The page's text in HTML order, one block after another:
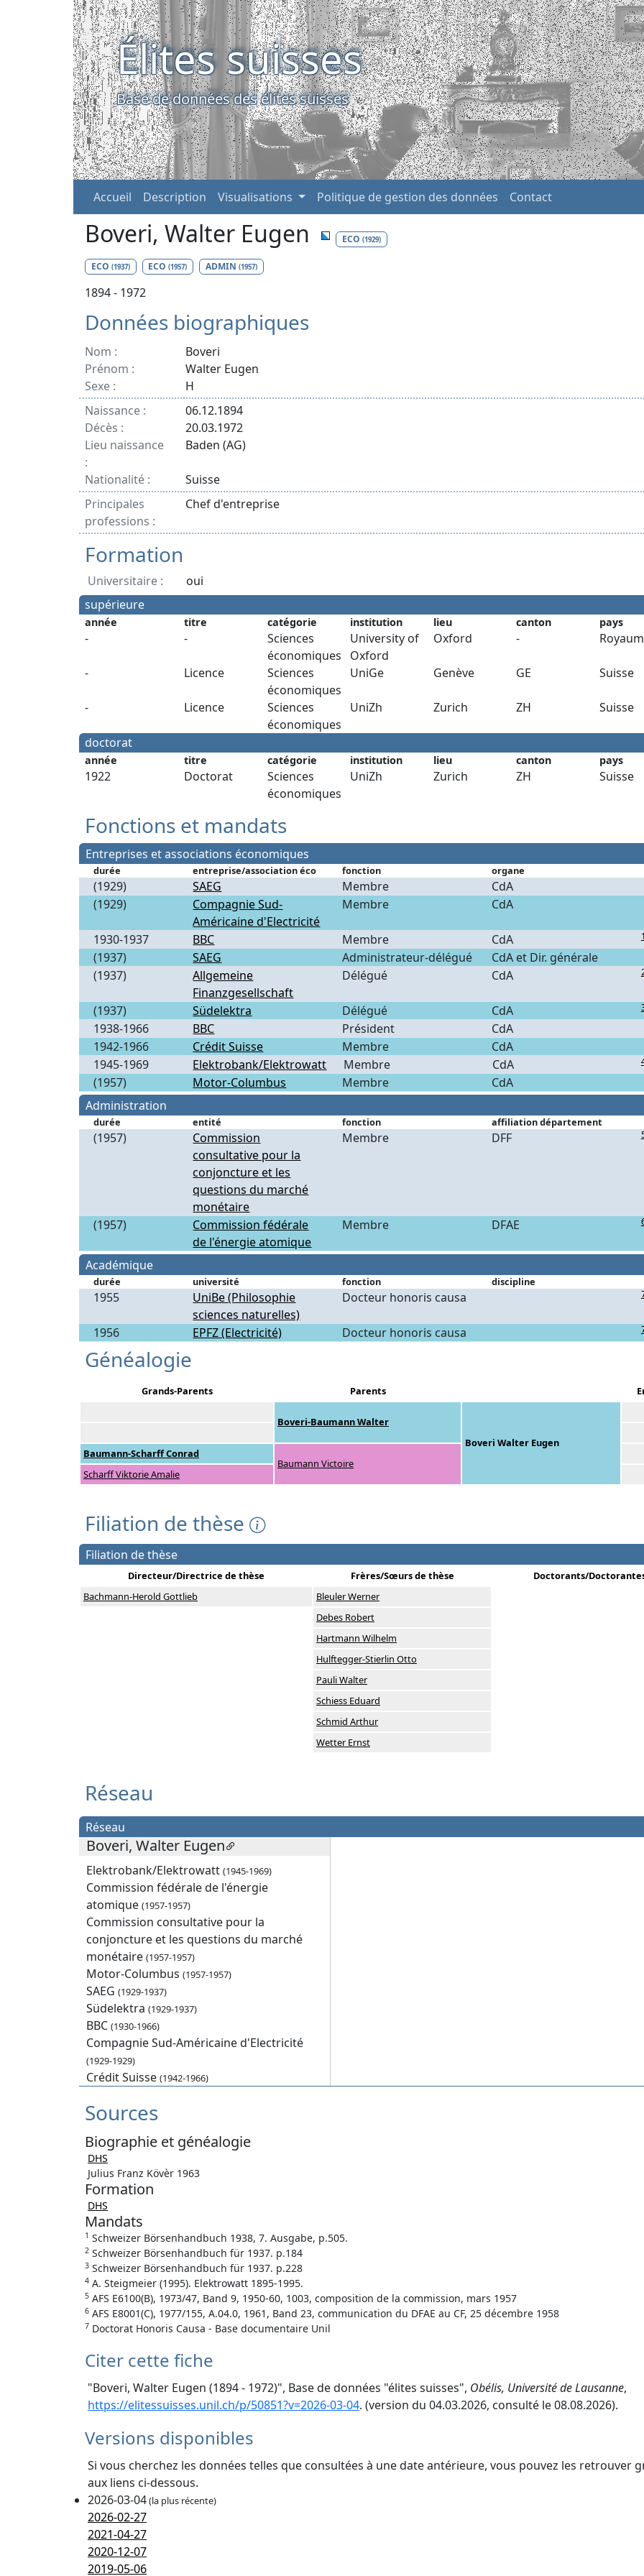
Élites suisses
Base de données des élites suisses
Accueil Description Visualisations Politique de gestion des données Contact
Boveri, Walter Eugen ECO (1929)
ECO (1937) ECO(1957) ADMIN (1957)
1894 - 1972
Données biographiques
Nom :
Boveri
Prénom :
Walter Eugen
Sexe :
H
Naissance :
06.12.1894
Décès :
20.03.1972
Lieu naissance
:
Baden (AG)
Nationalité :
Suisse
Principales
professions :
Chef d'entreprise
Formation
Universitaire :
oui
supérieure
année titre catégorie institution lieu canton pays
- -
Sciences
économiques
University of
Oxford
Oxford -
- Licence
Sciences
économiques
UniGe Genève GE Suisse
- Licence
Sciences
économiques
UniZh Zurich ZH Suisse
doctorat
année titre catégorie institution lieu canton pays
1922 Doctorat
Sciences
économiques
UniZh Zurich ZH Suisse
Fonctions et mandats
Entreprises et associations économiques
durée entreprise/association éco fonction organe
(1929) SAEG Membre
CdA
(1929)
Compagnie Sud-
Américaine d'Electricité
Membre CdA
1930-1937 BBC Membre CdA
(1937) SAEG Administrateur-délégué
CdA et Dir. générale
(1937)
Allgemeine
Finanzgesellschaft
Délégué CdA
(1937) Südelektra Délégué CdA
1938-1966 BBC Président
CdA
1942-1966
Crédit Suisse Membre
CdA
1945-1969
Elektrobank/Elektrowatt Membre CdA
(1957) Motor-Columbus Membre
CdA
Administration
durée entité fonction affiliation département
(1957)
Commission
consultative pour la
conjoncture et les
questions du marché
monétaire
Membre DFF
(1957)
Commission fédérale
de l'énergie atomique
Membre DFAE
Académique
durée université fonction discipline
1955
UniBe (Philosophie
sciences naturelles)
Docteur honoris causa
1956 EPFZ (Electricité) Docteur honoris causa
Généalogie
Grands-Parents Parents
Boveri-Baumann Walter
Boveri Walter Eugen
Baumann-Scharff Conrad
Baumann Victoire
Scharff Viktorie Amalie
Filiation de thèse
Filiation de thèse
Directeur/Directrice de thèse Frères/Sœurs de thèse
Doctorants/
Bachmann-Herold Gottlieb
Bleuler Werner
Debes Robert
Hartmann Wilhelm
Hulftegger-Stierlin Otto
Pauli Walter
Schiess Eduard
Schmid Arthur
Wetter Ernst
Réseau
Réseau
Boveri, Walter Eugen
Elektrobank/Elektrowatt (1945-1969)
Commission fédérale de l'énergie
atomique (1957-1957)
Commission consultative pour la
conjoncture et les questions du marché
monétaire (1957-1957)
Motor-Columbus (1957-1957)
SAEG (1929-1937)
Südelektra (1929-1937)
BBC (1930-1966)
Compagnie Sud-Américaine d'Electricité
(1929-1929)
Crédit Suisse (1942-1966)
Sources
Biographie et généalogie
DHS
Julius Franz Kövèr 1963
Formation
DHS
Mandats
1 Schweizer Börsenhandbuch 1938, 7. Ausgabe, p.505.
2 Schweizer Börsenhandbuch für 1937. p.184
3 Schweizer Börsenhandbuch für 1937. p.228
4 A. Steigmeier (1995). Elektrowatt 1895-1995.
5 AFS E6100(B), 1973/47, Band 9, 1950-60, 1003, composition de la commission, mars 1957
6 AFS E8001(C), 1977/155, A.04.0, 1961, Band 23, communication du DFAE au CF, 25 décembre 1958
7 Doctorat Honoris Causa - Base documentaire Unil
Citer cette fiche
"Boveri, Walter Eugen (1894 - 1972)", Base de données "élites suisses", Obélis, Université de Lausanne,
https://elitessuisses.unil.ch/p/50851?v=2026-03-04. (version du 04.03.2026, consulté le 08.08.2026).
Versions disponibles
Si vous cherchez les données telles que consultées à une date antérieure, vous pouvez les retrouver
aux liens ci-dessous.
2026-03-04(la plus récente)
2026-02-27
2021-04-27
2020-12-07
2019-05-06